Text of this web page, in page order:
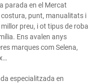
parada en el Mercat
punt, manualitats i
preu, i ot tipus de roba
Ens avalen anys
marques com Selena,
especialitzada en